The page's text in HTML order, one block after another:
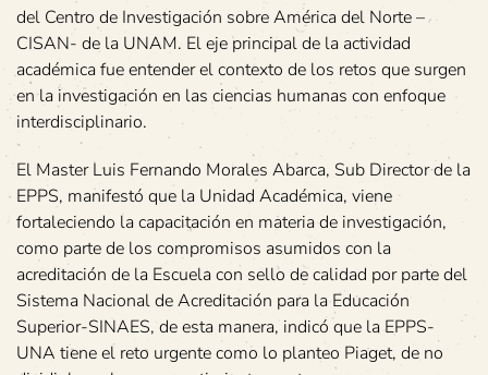
del Centro de Investigación sobre América del Norte –
CISAN- de la UNAM. El eje principal de la actividad
académica fue entender el contexto de los retos que surgen
en la investigación en las ciencias humanas con enfoque
interdisciplinario.
El Master Luis Fernando Morales Abarca, Sub Director de la
EPPS, manifestó que la Unidad Académica, viene
fortaleciendo la capacitación en materia de investigación,
como parte de los compromisos asumidos con la
acreditación de la Escuela con sello de calidad por parte del
Sistema Nacional de Acreditación para la Educación
Superior-SINAES, de esta manera, indicó que la EPPS-
UNA tiene el reto urgente como lo planteo Piaget, de no